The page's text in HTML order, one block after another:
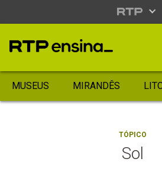
MUSEUS MIRANDÊS
TÓPICO
Sol